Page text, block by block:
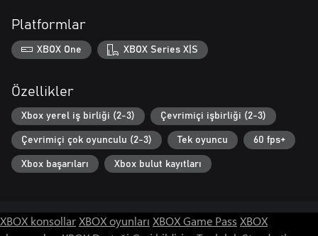
Platformlar
XBOX One XBOX Series X|S
Özellikler
Xbox yerel iş birliği (2-3) Çevrimiçi işbirliği (2-3)
Çevrimiçi çok oyunculu (2-3) Tek oyuncu 60 fps+
Xbox başarıları Xbox bulut kayıtları
XBOX konsollarXBOX oyunları XBOX Game Pass XBOX